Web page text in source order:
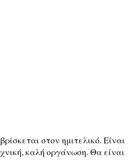
στον ημιτελικό. Είναι
καλή οργάνωση. Θα είναι